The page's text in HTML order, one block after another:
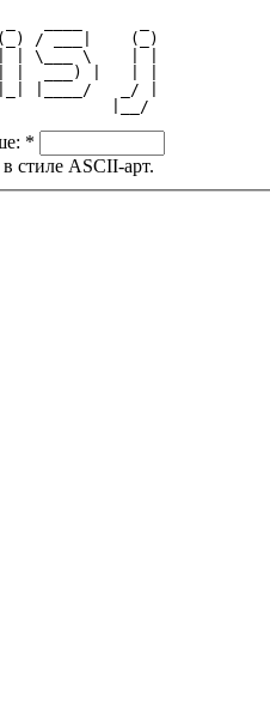
/ ___|    (_)
\___ \    | |
|  ___) |   | |
|____/   _/ |
|__/
*
стиле ASCII-арт.